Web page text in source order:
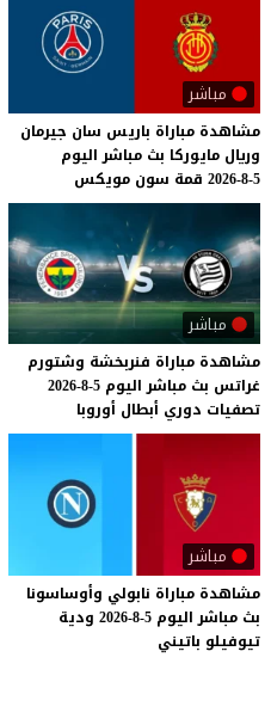
مباشر
مشاهدة مباراة باريس سان جيرمان
وريال مايوركا بث مباشر اليوم
5-8-2026
قمة سون مويكس
مباشر
مشاهدة مباراة فنربخشة وشتورم
غراتس بث مباشر اليوم 5-8-2026
تصفيات دوري أبطال أوروبا
مباشر
مشاهدة مباراة نابولي وأوساسونا
بث مباشر اليوم 5-8-2026
ودية
تيوفيلو باتيني